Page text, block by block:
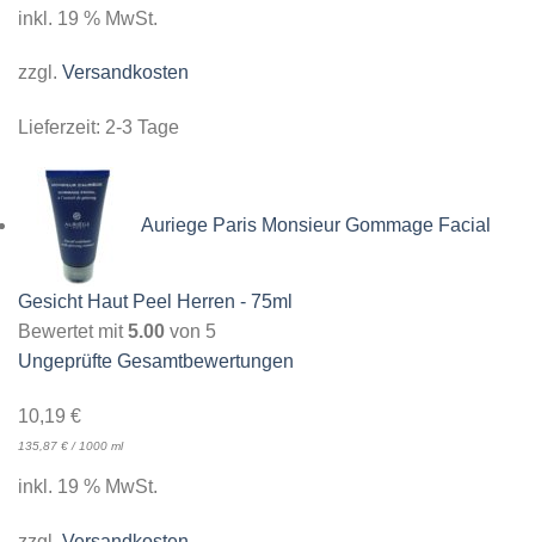
inkl. 19 % MwSt.
zzgl. Versandkosten
Lieferzeit: 2-3 Tage
Auriege Paris Monsieur Gommage Facial
Gesicht Haut Peel Herren - 75ml
Bewertet mit5.00 von 5
Ungeprüfte Gesamtbewertungen
10,19 €
135,87 € / 1000 ml
inkl. 19 % MwSt.